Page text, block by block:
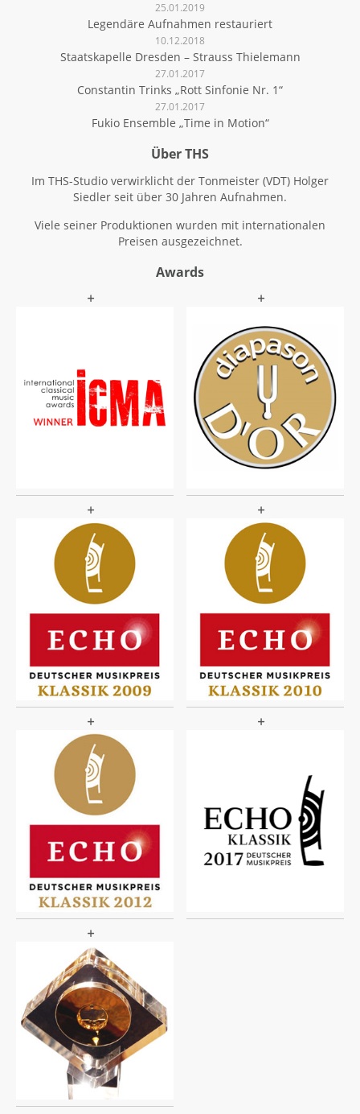
25.01.2019
Legendäre Aufnahmen restauriert
10.12.2018
Staatskapelle Dresden – Strauss Thielemann
27.01.2017
Constantin Trinks „Rott Sinfonie Nr. 1“
27.01.2017
Fukio Ensemble „Time in Motion“
Über THS
Im THS-Studio verwirklicht der Tonmeister (VDT) Holger
Siedler seit über 30 Jahren Aufnahmen.
Viele seiner Produktionen wurden mit internationalen
Preisen ausgezeichnet.
Awards